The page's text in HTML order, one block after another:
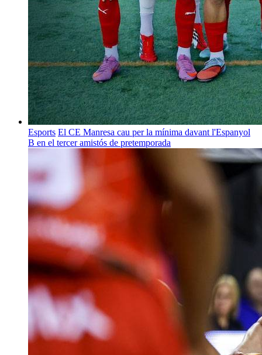
Esports El CE Manresa cau per la mínima davant l'Espanyol
B en el tercer amistós de pretemporada